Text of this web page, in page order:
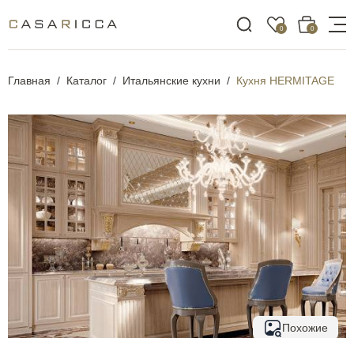
0 0
Главная Каталог Итальянские кухни Кухня HERMITAGE
Похожие